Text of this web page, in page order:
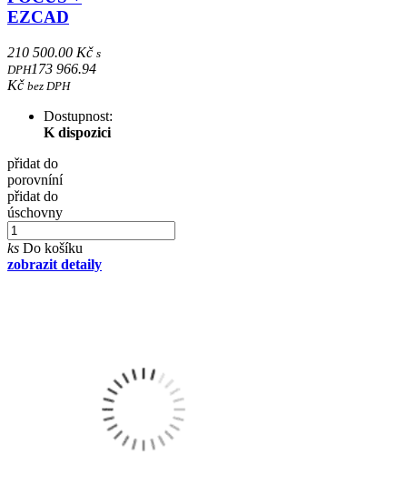
EZCAD
210 500.00 Kč s
DPH173 966.94
Kč bez DPH
Dostupnost:
K dispozici
přidat do
porovníní
přidat do
úschovny
ks Do košíku
zobrazit detaily